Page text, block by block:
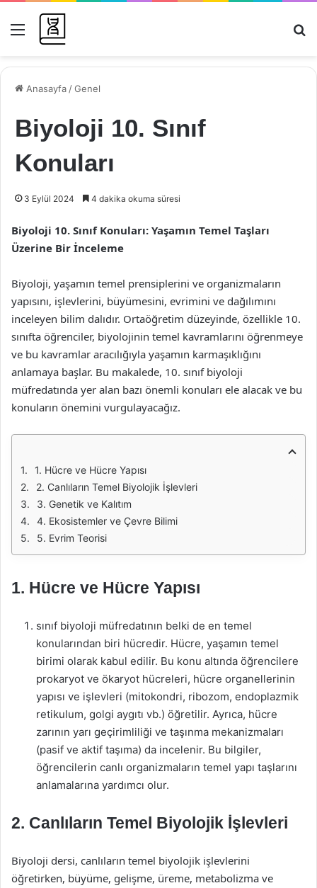
Menü
Anasayfa /Genel
Biyoloji 10. Sınıf
Konuları
3 Eylül 2024 4 dakika okuma süresi
Biyoloji 10. Sınıf Konuları: Yaşamın Temel Taşları
Üzerine Bir İnceleme
Biyoloji, yaşamın temel prensiplerini ve organizmaların
yapısını, işlevlerini, büyümesini, evrimini ve dağılımını
inceleyen bilim dalıdır. Ortaöğretim düzeyinde, özellikle 10.
sınıfta öğrenciler, biyolojinin temel kavramlarını öğrenmeye
ve bu kavramlar aracılığıyla yaşamın karmaşıklığını
anlamaya başlar. Bu makalede, 10. sınıf biyoloji
müfredatında yer alan bazı önemli konuları ele alacak ve bu
konuların önemini vurgulayacağız.
1. Hücre ve Hücre Yapısı
2. Canlıların Temel Biyolojik İşlevleri
3. Genetik ve Kalıtım
4. Ekosistemler ve Çevre Bilimi
5. Evrim Teorisi
1. Hücre ve Hücre Yapısı
sınıf biyoloji müfredatının belki de en temel
konularından biri hücredir. Hücre, yaşamın temel
birimi olarak kabul edilir. Bu konu altında öğrencilere
prokaryot ve ökaryot hücreleri, hücre organellerinin
yapısı ve işlevleri (mitokondri, ribozom, endoplazmik
retikulum, golgi aygıtı vb.) öğretilir. Ayrıca, hücre
zarının yarı geçirimliliği ve taşınma mekanizmaları
(pasif ve aktif taşıma) da incelenir. Bu bilgiler,
öğrencilerin canlı organizmaların temel yapı taşlarını
anlamalarına yardımcı olur.
2. Canlıların Temel Biyolojik İşlevleri
Biyoloji dersi, canlıların temel biyolojik işlevlerini
öğretirken, büyüme, gelişme, üreme, metabolizma ve